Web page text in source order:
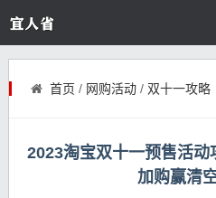
首页 / 网购活动/ 双十一攻略
2023淘宝双十一预售活
加购赢清